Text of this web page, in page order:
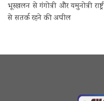
भूस्खलन से गंगोत्री और यमुनोत्री
से सतर्क रहने की अपील